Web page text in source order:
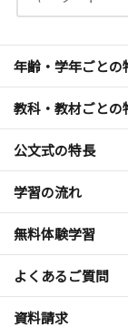
年齢・学年ごとの
教科・教材ごとの
公文式の特長
学習の流れ
無料体験学習
よくあるご質問
資料請求